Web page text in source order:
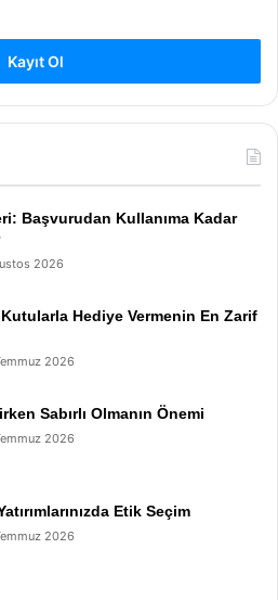
Kayıt Ol
Başvurudan Kullanıma Kadar
2026
Kutularla Hediye Vermenin En Zarif
2026
Sabırlı Olmanın Önemi
2026
Etik Seçim
2026